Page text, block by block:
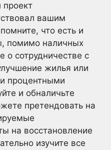
вашим
что есть и
помимо наличных
о сотрудничестве с
жилья или
процентными
и обналичьте
претендовать на
на восстановление
изучите все